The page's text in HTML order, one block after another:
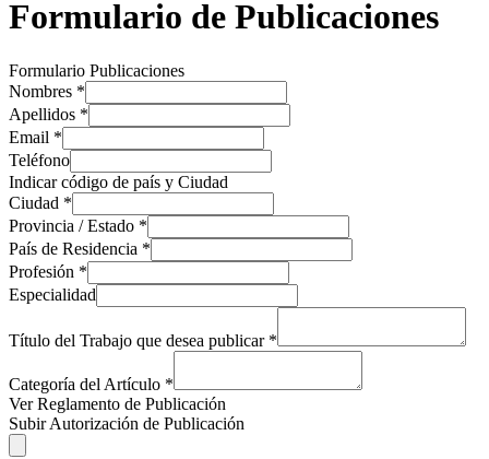
Formulario de Publicaciones
Formulario Publicaciones
Nombres *
Apellidos *
Email *
Teléfono
Indicar código de país y Ciudad
Ciudad *
Provincia / Estado *
País de Residencia *
Profesión *
Especialidad
Título del Trabajo que desea publicar *
Categoría del Artículo *
Ver Reglamento de Publicación
Subir Autorización de Publicación